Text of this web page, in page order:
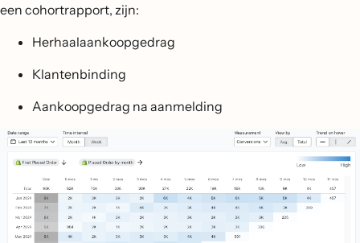
een cohortrapport, zijn:
Herhaalaankoopgedrag
Klantenbinding
Aankoopgedrag na aanmelding